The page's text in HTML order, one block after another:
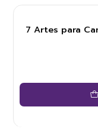
7 Artes para